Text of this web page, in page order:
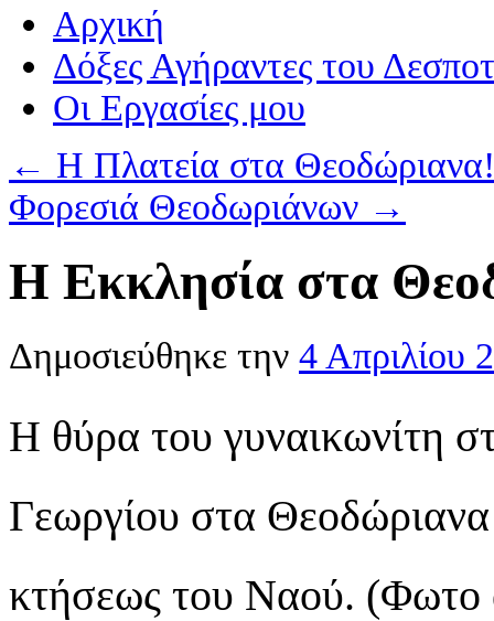
Αρχική
Δόξες Αγήραντες του
Οι Eργασίες μου
← Η Πλατεία στα Θεοδώριανα!
Φορεσιά Θεοδωριάνων →
Η Εκκλησία στα
Δημοσιεύθηκε την 4 Απριλίου
Η θύρα του γυναικωνίτη
Γεωργίου στα
κτήσεως του Ναού. (Φωτο